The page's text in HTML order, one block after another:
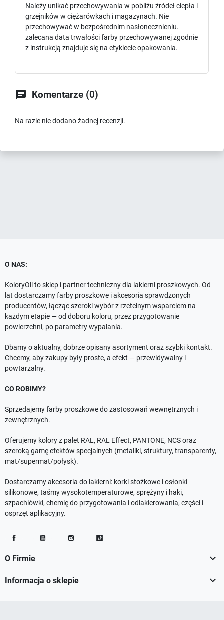
Należy unikać przechowywania w pobliżu źródeł ciepła i
grzejników w ciężarówkach i magazynach. Nie
przechowywać w bezpośrednim nasłonecznieniu.
zalecana data trwałości farby przechowywanej zgodnie
z instrukcją znajduje się na etykiecie opakowania.
 Komentarze (0)
Na razie nie dodano żadnej recenzji.
O NAS:
KoloryOli to sklep i partner techniczny dla lakierni proszkowych. Od
lat dostarczamy farby proszkowe i akcesoria sprawdzonych
producentów, łącząc szeroki wybór z rzetelnym wsparciem na
każdym etapie — od doboru koloru, przez przygotowanie
powierzchni, po parametry wypalania.
Dbamy o aktualny, dobrze opisany asortyment oraz szybki kontakt.
Chcemy, aby zakupy były proste, a efekt — przewidywalny i
powtarzalny.
CO ROBIMY?
Sprzedajemy farby proszkowe do zastosowań wewnętrznych i
zewnętrznych.
Oferujemy kolory z palet RAL, RAL Effect, PANTONE, NCS oraz
szeroką gamę efektów specjalnych (metaliki, struktury, transparenty,
mat/supermat/połysk).
Dostarczamy akcesoria do lakierni: korki stożkowe i osłonki
silikonowe, taśmy wysokotemperaturowe, sprężyny i haki,
szpachlówki, chemię do przygotowania i odlakierowania, części i
osprzęt aplikacyjny.
O Firmie 
Informacja o sklepie 